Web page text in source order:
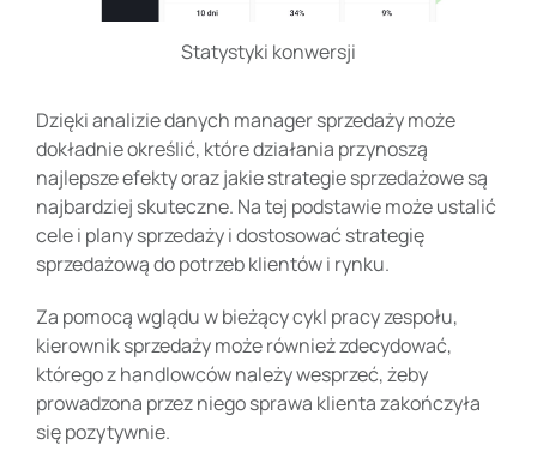
Statystyki konwersji
Dzięki analizie danych manager sprzedaży może
dokładnie określić, które działania przynoszą
najlepsze efekty oraz jakie strategie sprzedażowe są
najbardziej skuteczne. Na tej podstawie może ustalić
cele i plany sprzedaży i dostosować strategię
sprzedażową do potrzeb klientów i rynku.
Za pomocą wglądu w bieżący cykl pracy zespołu,
kierownik sprzedaży może również zdecydować,
którego z handlowców należy wesprzeć, żeby
prowadzona przez niego sprawa klienta zakończyła
się pozytywnie.